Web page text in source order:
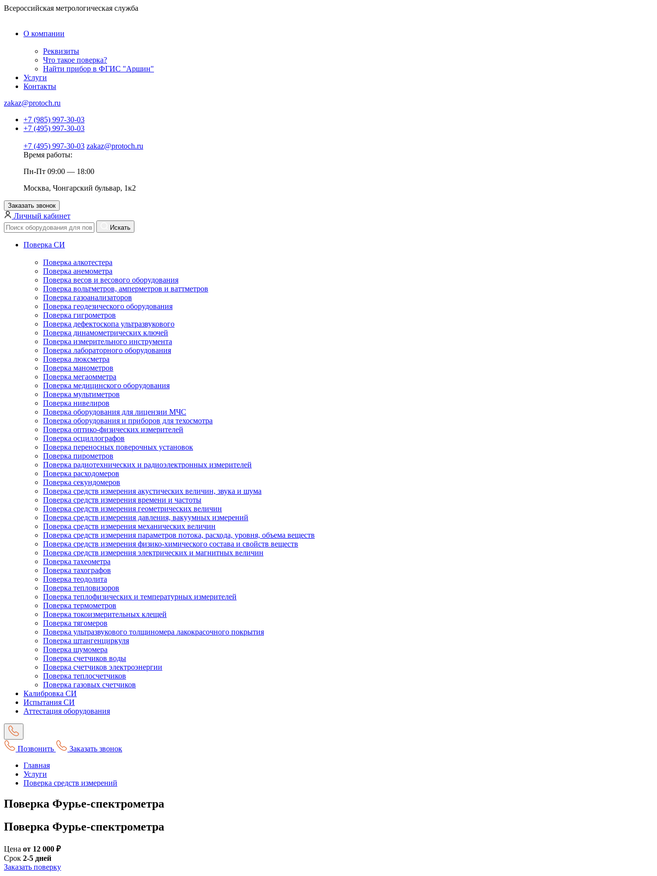
Всероссийская метрологическая служба
О компании
Реквизиты
Что такое поверка?
Найти прибор в ФГИС "Аршин"
Услуги
Контакты
zakaz@protoch.ru
+7 (985) 997-30-03
+7 (495) 997-30-03
+7 (495) 997-30-03 zakaz@protoch.ru
Время работы:
Пн-Пт 09:00 — 18:00
Москва, Чонгарский бульвар, 1к2
Заказать звонок
Личный кабинет
Искать
Поверка СИ
Поверка алкотестера
Поверка анемометра
Поверка весов и весового оборудования
Поверка вольтметров, амперметров и ваттметров
Поверка газоанализаторов
Поверка геодезического оборудования
Поверка гигрометров
Поверка дефектоскопа ультразвукового
Поверка динамометрических ключей
Поверка измерительного инструмента
Поверка лабораторного оборудования
Поверка люксметра
Поверка манометров
Поверка мегаомметра
Поверка медицинского оборудования
Поверка мультиметров
Поверка нивелиров
Поверка оборудования для лицензии МЧС
Поверка оборудования и приборов для техосмотра
Поверка оптико-физических измерителей
Поверка осциллографов
Поверка переносных поверочных установок
Поверка пирометров
Поверка радиотехнических и радиоэлектронных измерителей
Поверка расходомеров
Поверка секундомеров
Поверка средств измерения акустических величин, звука и шума
Поверка средств измерения времени и частоты
Поверка средств измерения геометрических величин
Поверка средств измерения давления, вакуумных измерений
Поверка средств измерения механических величин
Поверка средств измерения параметров потока, расхода, уровня, объема веществ
Поверка средств измерения физико-химического состава и свойств веществ
Поверка средств измерения электрических и магнитных величин
Поверка тахеометра
Поверка тахографов
Поверка теодолита
Поверка тепловизоров
Поверка теплофизических и температурных измерителей
Поверка термометров
Поверка токоизмерительных клещей
Поверка тягомеров
Поверка ультразвукового толщиномера лакокрасочного покрытия
Поверка штангенциркуля
Поверка шумомера
Поверка счетчиков воды
Поверка счетчиков электроэнергии
Поверка теплосчетчиков
Поверка газовых счетчиков
Калибровка СИ
Испытания СИ
Аттестация оборудования
Позвонить
Заказать звонок
Главная
Услуги
Поверка средств измерений
Поверка Фурье-спектрометра
Поверка Фурье-спектрометра
Цена от 12 000 ₽
Срок 2-5 дней
Заказать поверку